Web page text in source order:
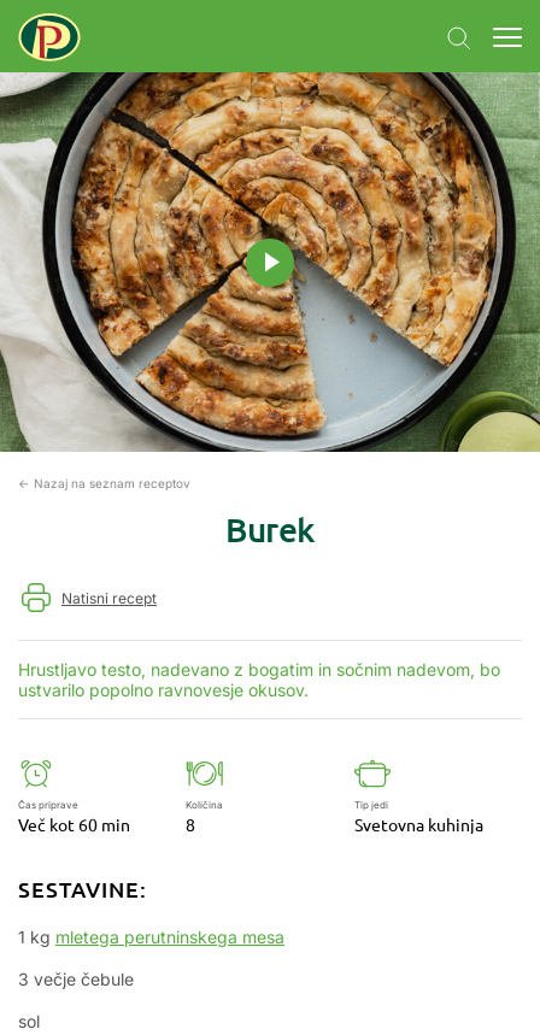
← Nazaj na seznam receptov
Burek
Natisni recept
Hrustljavo testo, nadevano z bogatim in sočnim nadevom, bo
ustvarilo popolno ravnovesje okusov.
Čas priprave
Več kot 60 min
Količina
8
Tip jedi
Svetovna kuhinja
SESTAVINE:
1 kg mletega perutninskega mesa
3 večje čebule
sol